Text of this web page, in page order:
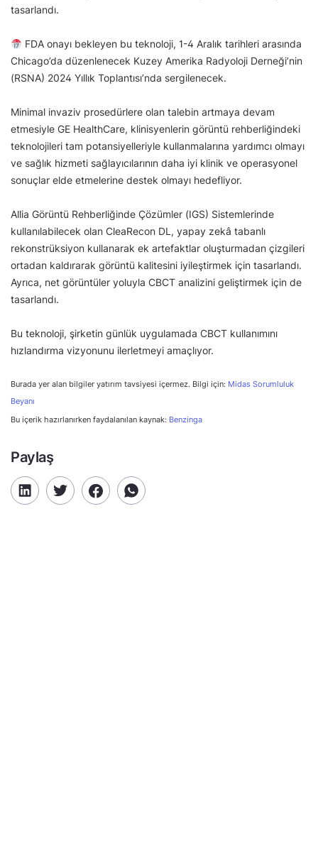
tasarlandı.
FDA onayı bekleyen bu teknoloji, 1-4 Aralık tarihleri arasında
Chicago’da düzenlenecek Kuzey Amerika Radyoloji Derneği’nin
(RSNA) 2024 Yıllık Toplantısı’nda sergilenecek.
Minimal invaziv prosedürlere olan talebin artmaya devam
etmesiyle GE HealthCare, klinisyenlerin görüntü rehberliğindeki
teknolojileri tam potansiyelleriyle kullanmalarına yardımcı olmayı
ve sağlık hizmeti sağlayıcılarının daha iyi klinik ve operasyonel
sonuçlar elde etmelerine destek olmayı hedefliyor.
Allia Görüntü Rehberliğinde Çözümler (IGS) Sistemlerinde
kullanılabilecek olan CleaRecon DL, yapay zekâ tabanlı
rekonstrüksiyon kullanarak ek artefaktlar oluşturmadan çizgileri
ortadan kaldırarak görüntü kalitesini iyileştirmek için tasarlandı.
Ayrıca, net görüntüler yoluyla CBCT analizini geliştirmek için de
tasarlandı.
Bu teknoloji, şirketin günlük uygulamada CBCT kullanımını
hızlandırma vizyonunu ilerletmeyi amaçlıyor.
Burada yer alan bilgiler yatırım tavsiyesi içermez. Bilgi için: Midas Sorumluluk
Beyanı
Bu içerik hazırlanırken faydalanılan kaynak: Benzinga
Paylaş